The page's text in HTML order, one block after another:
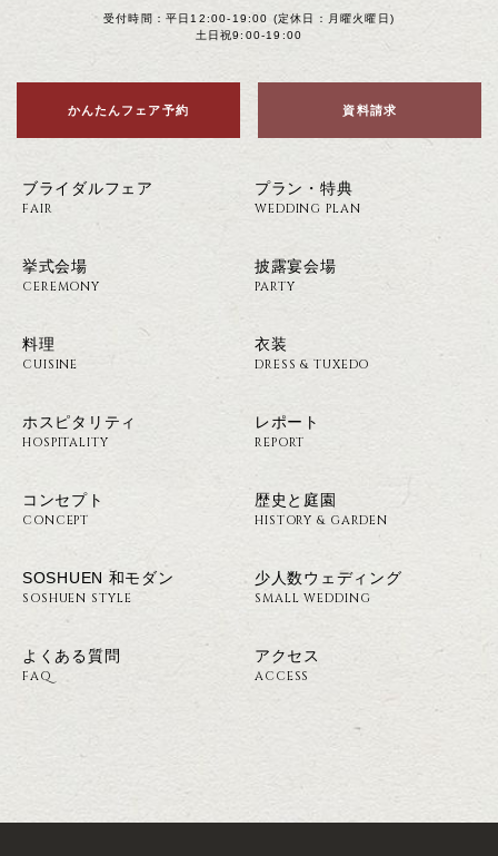
受付時間：平日12:00-19:00 (定休日：月曜火曜日)
土日祝9:00-19:00
かんたんフェア予約 資料請求
ブライダルフェア
FAIR
プラン・特典
WEDDING PLAN
挙式会場
CEREMONY
披露宴会場
PARTY
料理
CUISINE
衣装
DRESS & TUXEDO
ホスピタリティ
HOSPITALITY
レポート
REPORT
コンセプト
CONCEPT
歴史と庭園
HISTORY & GARDEN
SOSHUEN 和モダン
SOSHUEN STYLE
少人数ウェディング
SMALL WEDDING
よくある質問
FAQ
アクセス
ACCESS